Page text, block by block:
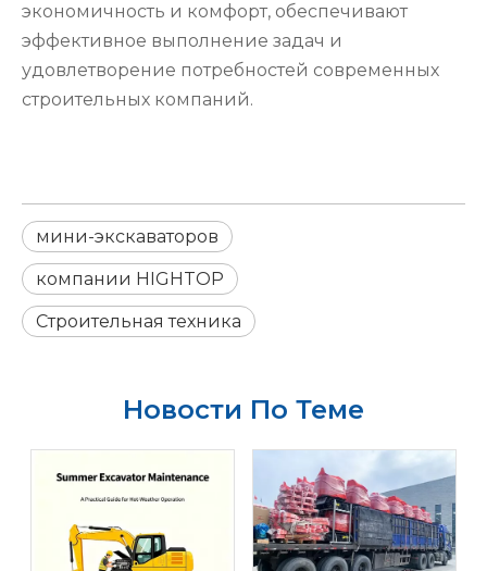
экономичность и комфорт, обеспечивают
эффективное выполнение задач и
удовлетворение потребностей современных
строительных компаний.
мини-экскаваторов
компании HIGHTOP
Строительная техника
Новости По Теме